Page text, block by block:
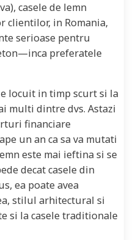
casele de lemn
clientilor, in Romania,
serioase pentru
preferatele
locuit in timp scurt si la
multi dintre dvs. Astazi
financiare
un an ca sa va mutati
este mai ieftina si se
decat casele din
ea poate avea
stilul arhitectural si
si la casele traditionale